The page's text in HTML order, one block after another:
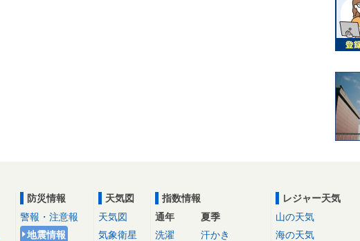
防災情報
警報・注意報
地震情報
天気図
天気図
気象衛星
指数情報
通年
洗濯
夏季
汗かき
レジャー天気
山の天気
海の天気